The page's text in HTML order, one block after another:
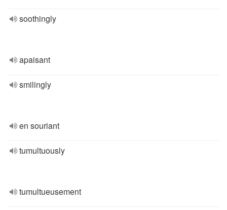
soothingly
apaisant
smilingly
en souriant
tumultuously
tumultueusement